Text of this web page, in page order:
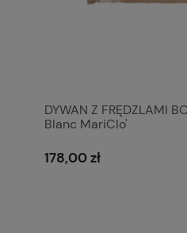
DYWAN Z FRĘDZLAMI
Blanc MariClo'
178,00 zł